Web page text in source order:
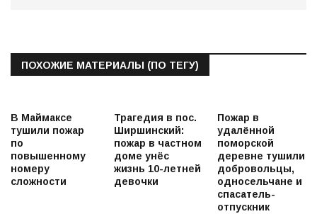
ПОХОЖИЕ МАТЕРИАЛЫ (ПО ТЕГУ)
В Маймаксе
тушили пожар
по
повышенному
номеру
сложности
Трагедия в пос.
Ширшинский:
пожар в частном
доме унёс
жизнь 10-летней
девочки
Пожар в
удалённой
поморской
деревне тушили
добровольцы,
односельчане и
спасатель-
отпускник